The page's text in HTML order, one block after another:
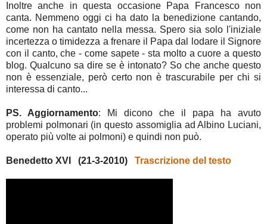
Inoltre anche in questa occasione Papa Francesco non
canta. Nemmeno oggi ci ha dato la benedizione cantando,
come non ha cantato nella messa. Spero sia solo l'iniziale
incertezza o timidezza a frenare il Papa dal lodare il Signore
con il canto, che - come sapete - sta molto a cuore a questo
blog. Qualcuno sa dire se è intonato? So che anche questo
non è essenziale, però certo non è trascurabile per chi si
interessa di canto...
PS. Aggiornamento: Mi dicono che il papa ha avuto
problemi polmonari (in questo assomiglia ad Albino Luciani,
operato più volte ai polmoni) e quindi non può.
Benedetto XVI (21-3-2010) Trascrizione del testo